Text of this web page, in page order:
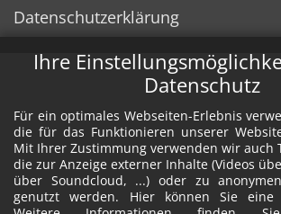
Ihre
Datenschutz
Für ein optimales Webseiten-Erlebnis
die für das Funktionieren unserer
Mit Ihrer Zustimmung verwenden wir auch
die zur Anzeige externer Inhalte (Videos
über Soundcloud, ...) oder zu
genutzt werden. Hier können Sie eine
Datenschutzerklärung